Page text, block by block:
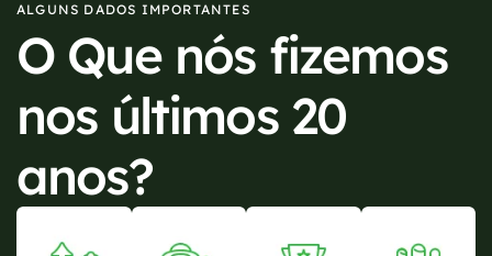
ALGUNS DADOS IMPORTANTES
O Que nós fizemos
nos últimos 20
anos?